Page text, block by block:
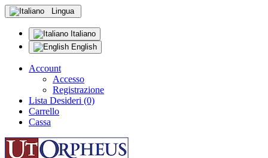
Lingua
Italiano
English
Account
Accesso
Registrazione
Lista Desideri (0)
Carrello
Cassa